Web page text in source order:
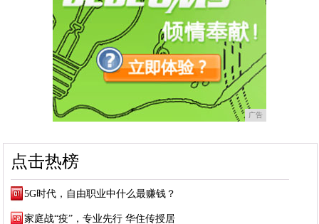
广告
点击热榜
5G时代，自由职业中什么最赚钱？
家庭战“疫”，专业先行 华住传授居